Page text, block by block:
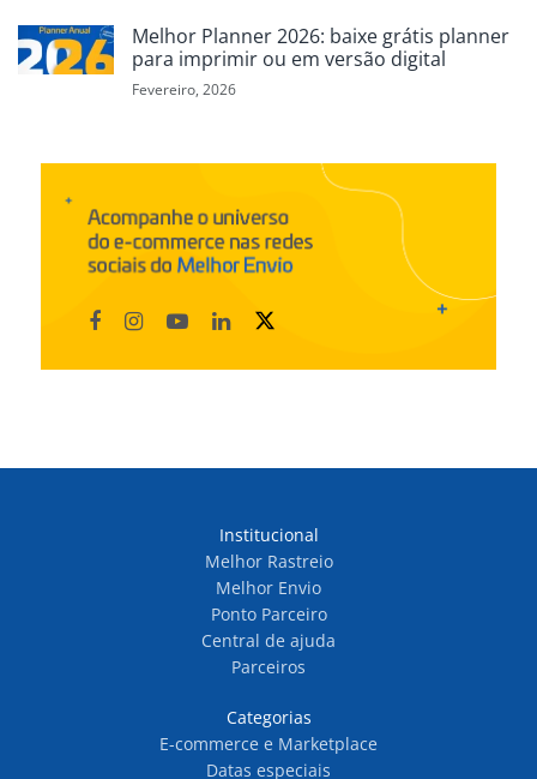
Melhor Planner 2026: baixe grátis planner
para imprimir ou em versão digital
Fevereiro, 2026
Institucional
Melhor Rastreio
Melhor Envio
Ponto Parceiro
Central de ajuda
Parceiros
Categorias
E-commerce e Marketplace
Datas especiais